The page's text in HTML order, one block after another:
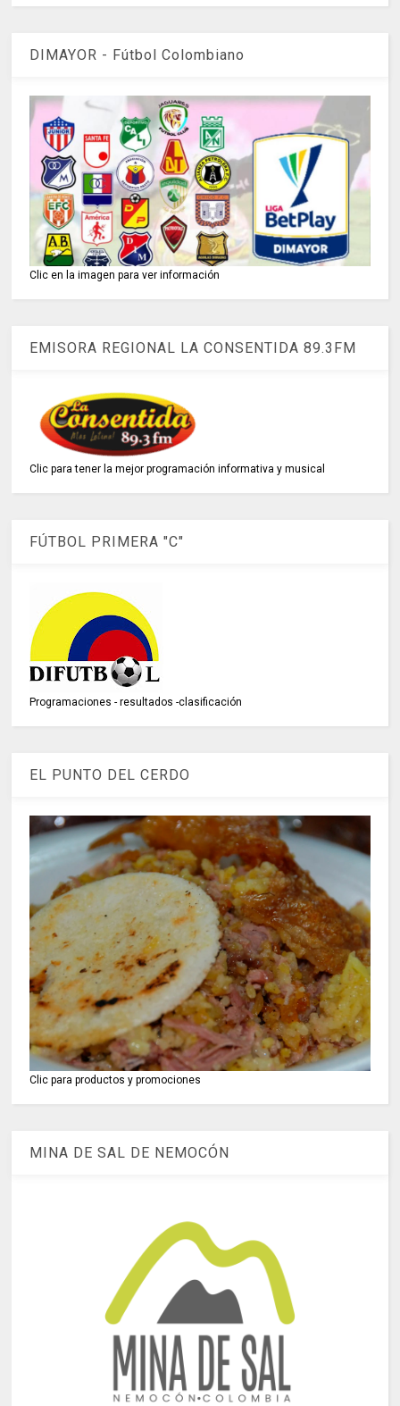
DIMAYOR - Fútbol Colombiano
Clic en la imagen para ver información
EMISORA REGIONAL LA CONSENTIDA 89.3FM
Clic para tener la mejor programación informativa y musical
FÚTBOL PRIMERA "C"
Programaciones - resultados -clasificación
EL PUNTO DEL CERDO
Clic para productos y promociones
MINA DE SAL DE NEMOCÓN